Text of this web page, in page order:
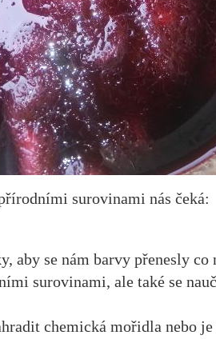
surovinami nás čeká:
aby se nám barvy přenesly co
surovinami, ale také se
chemická mořidla nebo